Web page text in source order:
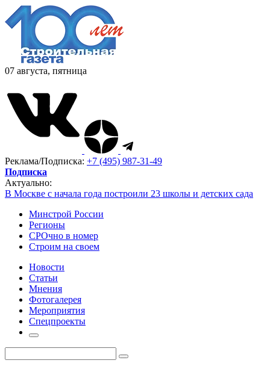
07 августа, пятница
Реклама/Подписка: +7 (495) 987-31-49
Подписка
Актуально:
В Москве с начала года построили 23 школы и детских сада
Минстрой России
Регионы
СРОчно в номер
Строим на своем
Новости
Статьи
Мнения
Фотогалерея
Мероприятия
Спецпроекты